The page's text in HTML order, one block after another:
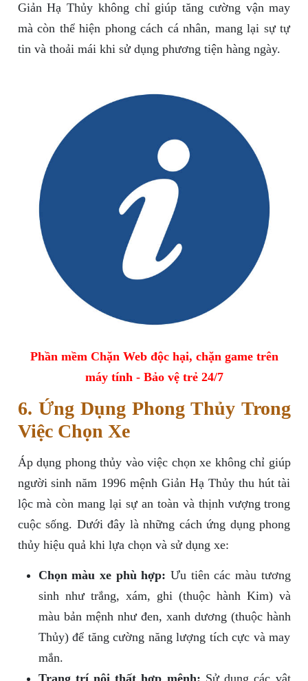
Giản Hạ Thủy không chỉ giúp tăng cường vận may
mà còn thể hiện phong cách cá nhân, mang lại sự tự
tin và thoải mái khi sử dụng phương tiện hàng ngày.
Phần mềm Chặn Web độc hại, chặn game trên
máy tính - Bảo vệ trẻ 24/7
6. Ứng Dụng Phong Thủy Trong
Việc Chọn Xe
Áp dụng phong thủy vào việc chọn xe không chỉ giúp
người sinh năm 1996 mệnh Giản Hạ Thủy thu hút tài
lộc mà còn mang lại sự an toàn và thịnh vượng trong
cuộc sống. Dưới đây là những cách ứng dụng phong
thủy hiệu quả khi lựa chọn và sử dụng xe:
Chọn màu xe phù hợp: Ưu tiên các màu tương
sinh như trắng, xám, ghi (thuộc hành Kim) và
màu bản mệnh như đen, xanh dương (thuộc hành
Thủy) để tăng cường năng lượng tích cực và may
mắn.